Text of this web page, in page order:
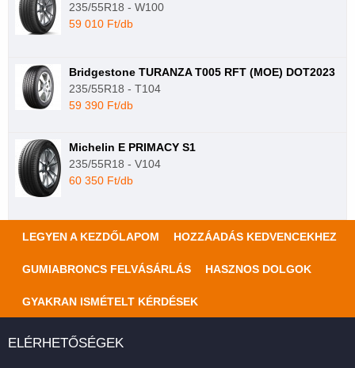
235/55R18 - W100
59 010 Ft/db
Bridgestone TURANZA T005 RFT (MOE) DOT2023
235/55R18 - T104
59 390 Ft/db
Michelin E PRIMACY S1
235/55R18 - V104
60 350 Ft/db
LEGYEN A KEZDŐLAPOM HOZZÁADÁS KEDVENCEKHEZ
GUMIABRONCS FELVÁSÁRLÁS HASZNOS DOLGOK
GYAKRAN ISMÉTELT KÉRDÉSEK
ELÉRHETŐSÉGEK